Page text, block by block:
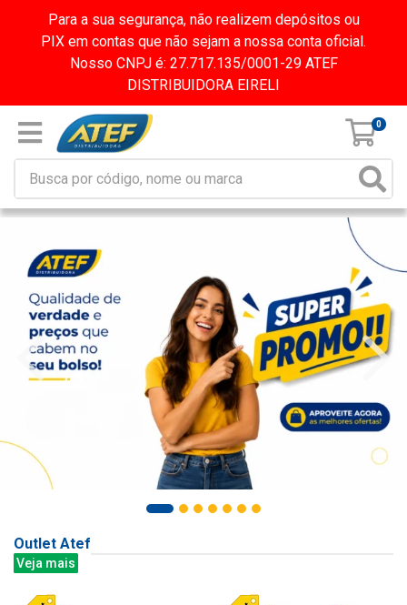
Para a sua segurança, não realizem depósitos ou
PIX em contas que não sejam a nossa conta oficial.
Nosso CNPJ é: 27.717.135/0001-29 ATEF
DISTRIBUIDORA EIRELI
0
Outlet Atef
Veja mais